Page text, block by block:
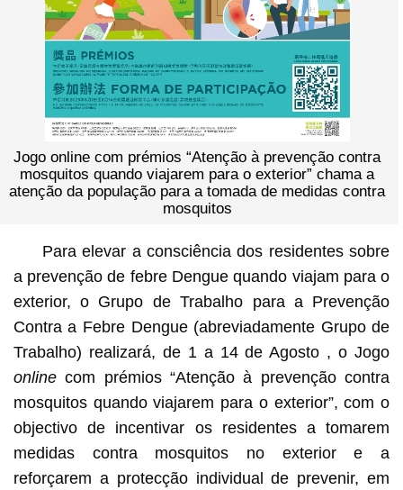
Jogo online com prémios “Atenção à prevenção contra
mosquitos quando viajarem para o exterior” chama a
atenção da população para a tomada de medidas contra
mosquitos
Para elevar a consciência dos residentes sobre
a prevenção de febre Dengue quando viajam para o
exterior, o Grupo de Trabalho para a Prevenção
Contra a Febre Dengue (abreviadamente Grupo de
Trabalho) realizará, de 1 a 14 de Agosto , o Jogo
onlinecom prémios “Atenção à prevenção contra
mosquitos quando viajarem para o exterior”, com o
objectivo de incentivar os residentes a tomarem
medidas contra mosquitos no exterior e a
reforçarem a protecção individual de prevenir, em